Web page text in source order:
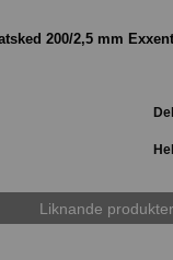
200/2,5 mm Exxent
Liknande produkter